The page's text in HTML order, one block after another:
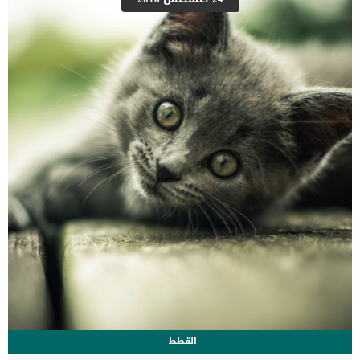
مستوى البروتين فى الدم تتعدد اسباب الاصابة بإنخفاض البروتين فى
الدم عند الكلاب واكثرهم شيوعا : سوء التغذية فقدان البروتين نتيجة
الإصابة بالتهاب الامعاء أمراض الكبد والكلى التهاب البنكرياس فقدان
الدم حروق شديدة تؤدى الى فقدان الزلال من الجلد التشخيص الطبي
لإصابة انخفاض مستوى البروتين فى الدم لدى كلبك سيقوم الطبيب
البيطرى بفحص الجسم فحص شامل وبالاخص منطقة البطن واكتشاف
انتفاخ او تراكم […]
القطط